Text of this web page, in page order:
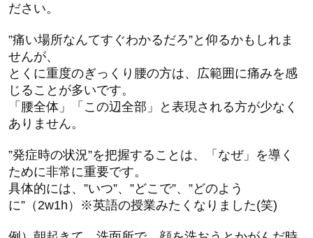
ださい。
”痛い場所なんてすぐわかるだろ”と仰るかもしれま
せんが、
とくに重度のぎっくり腰の方は、広範囲に痛みを感
じることが多いです。
「腰全体」「この辺全部」と表現される方が少なく
ありません。
”発症時の状況”を把握することは、「なぜ」を導く
ために非常に重要です。
具体的には、”いつ”、”どこで”、”どのよう
に”（2w1h）※英語の授業みたくなりました(笑)